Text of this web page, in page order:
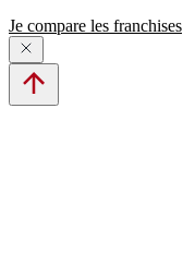
Je compare les franchises